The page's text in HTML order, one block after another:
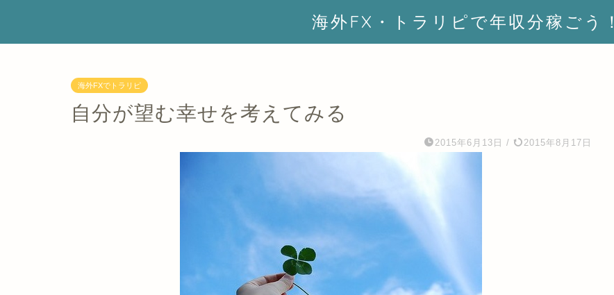
海外FX・トラリピで年収分稼ごう！
海外FXでトラリピ
自分が望む幸せを考えてみる
2015年6月13日 / 2015年8月17日